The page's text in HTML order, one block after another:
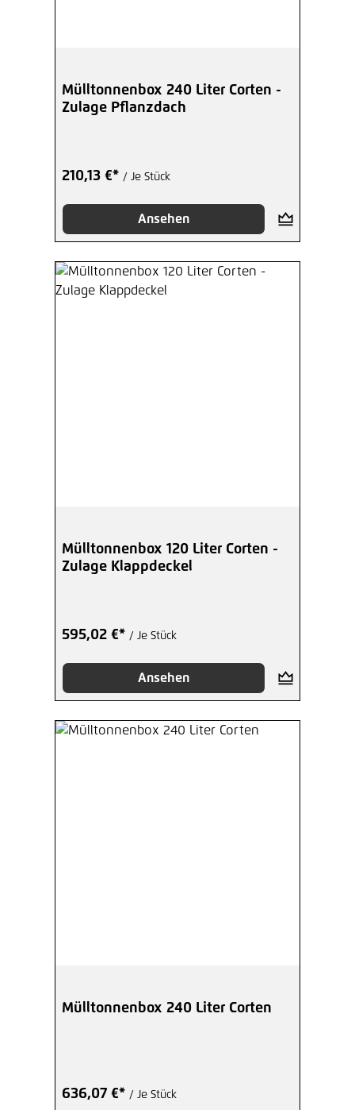
Mülltonnenbox 240 Liter Corten -
Zulage Pflanzdach
210,13 €* / Je Stück
Ansehen
Mülltonnenbox 120 Liter Corten -
Zulage Klappdeckel
595,02 €* / Je Stück
Ansehen
Mülltonnenbox 240 Liter Corten
636,07 €* / Je Stück